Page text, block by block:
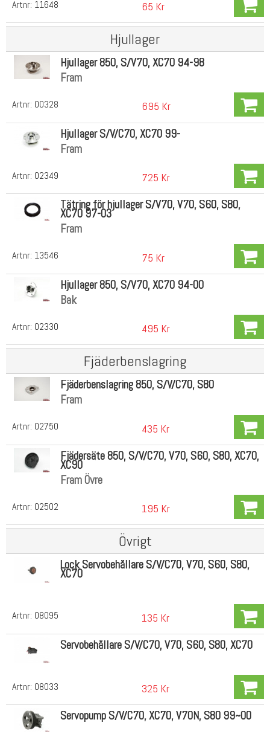
Artnr: 11648 65 Kr
Hjullager
Artnr: 00328
Hjullager 850, S/V70, XC70 94-98
Fram
695 Kr
Artnr: 02349
Hjullager S/V/C70, XC70 99-
Fram
725 Kr
Artnr: 13546
Tätring för hjullager S/V70, V70, S60, S80,
XC70 97-03
Fram
75 Kr
Artnr: 02330
Hjullager 850, S/V70, XC70 94-00
Bak
495 Kr
Fjäderbenslagring
Artnr: 02750
Fjäderbenslagring 850, S/V/C70, S80
Fram
435 Kr
Artnr: 02502
Fjädersäte 850, S/V/C70, V70, S60, S80, XC70,
XC90
Fram Övre
195 Kr
Övrigt
Artnr: 08095
Lock Servobehållare S/V/C70, V70, S60, S80,
XC70
135 Kr
Artnr: 08033
Servobehållare S/V/C70, V70, S60, S80, XC70
325 Kr
Servopump S/V/C70, XC70, V70N, S80 99~00